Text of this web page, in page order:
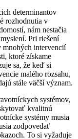
determinantov
rozhodnutia v
nám nestačia
Pri riešení
mnohých intervencií
ktoré získame
sa, že keď si
malého rozsahu,
stále väčší význam.
systémov,
kvalitnú
systémy musia
zodpovedať
To si vyžaduje